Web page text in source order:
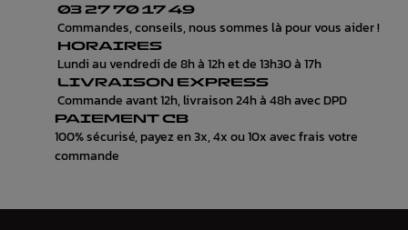
03 27 70 17 49
Commandes, conseils, nous sommes là pour vous aider !
HORAIRES
Lundi au vendredi de 8h à 12h et de 13h30 à 17h
LIVRAISON EXPRESS
Commande avant 12h, livraison 24h à 48h avec DPD
PAIEMENT CB
100% sécurisé, payez en 3x, 4x ou 10x avec frais votre
commande